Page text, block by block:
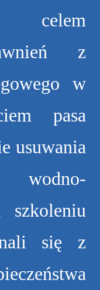
celem
z
w
pasa
usuwania
szkoleniu
się z